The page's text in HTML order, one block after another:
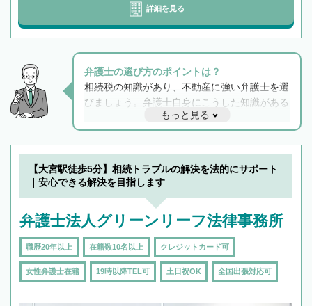
詳細を見る
弁護士の選び方のポイントは？
相続税の知識があり、不動産に強い弁護士を選
びましょう。弁護士自身にこうした知識がある
と他士業との連携もスムーズに進み、トラブル
解決のみならず相続をトータルで任せることが
できます。また、相続は感情がからむ分野なの
でフィーリングも重要です。実際に電話や面談
で複数の弁護士と会話をしてウマが合う方に依
もっと見る
【大宮駅徒歩5分】相続トラブルの解決を法的にサポート
｜安心できる解決を目指します
弁護士法人グリーンリーフ法律事務所
職歴20年以上 在籍数10名以上 クレジットカード可
女性弁護士在籍 19時以降TEL可 土日祝OK 全国出張対応可